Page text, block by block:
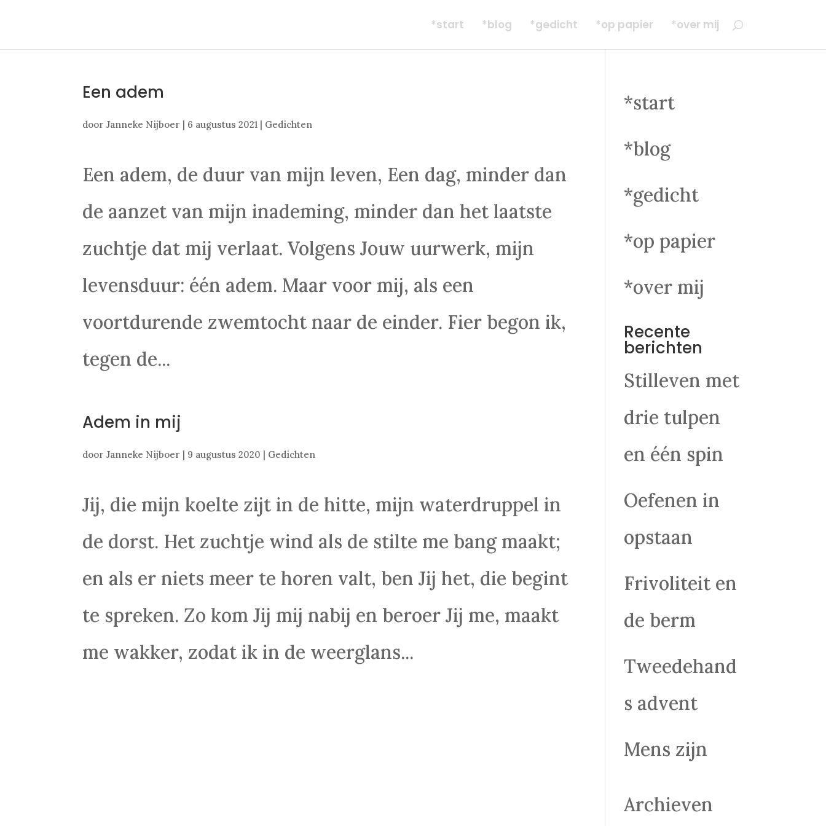
*start *blog *gedicht *op papier *over mij
Een adem
doorJanneke Nijboer | 6 augustus 2021 | Gedichten
Een adem, de duur van mijn leven, Een dag, minder dan
de aanzet van mijn inademing, minder dan het laatste
zuchtje dat mij verlaat. Volgens Jouw uurwerk, mijn
levensduur: één adem. Maar voor mij, als een
voortdurende zwemtocht naar de einder. Fier begon ik,
tegen de...
Adem in mij
doorJanneke Nijboer | 9 augustus 2020 | Gedichten
Jij, die mijn koelte zijt in de hitte, mijn waterdruppel in
de dorst. Het zuchtje wind als de stilte me bang maakt;
en als er niets meer te horen valt, ben Jij het, die begint
te spreken. Zo kom Jij mij nabij en beroer Jij me, maakt
me wakker, zodat ik in de weerglans...
*start
*blog
*gedicht
*op papier
*over mij
Recente
berichten
Stilleven met
drie tulpen
en één spin
Oefenen in
opstaan
Frivoliteit en
de berm
Tweedehand
s advent
Mens zijn
Archieven